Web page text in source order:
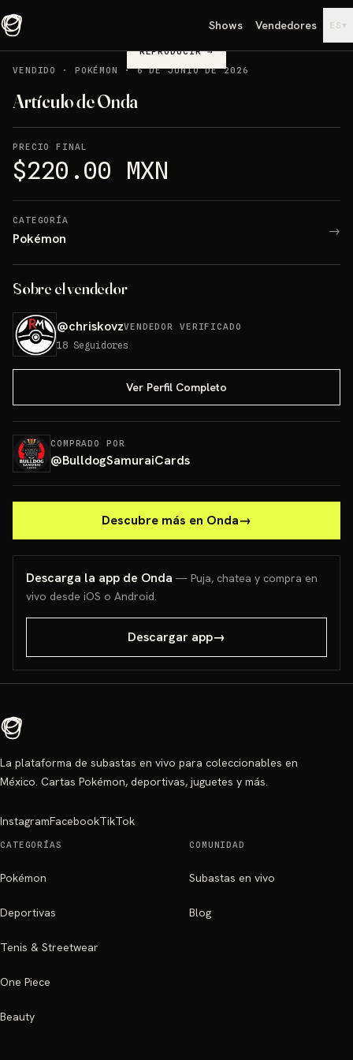
Shows Vendedores ES ▾
REPRODUCIR→
VENDIDO
· POKÉMON ·6 DE JUNIO DE 2026
Artículo de Onda
PRECIO FINAL
$220.00 MXN
CATEGORÍA
Pokémon →
Sobre el vendedor
@chriskovzVENDEDOR VERIFICADO
18 Seguidores
Ver Perfil Completo
COMPRADO POR
@BulldogSamuraiCards
Descubre más en Onda→
Descarga la app de Onda — Puja, chatea y compra en
vivo desde iOS o Android.
Descargar app→
La plataforma de subastas en vivo para coleccionables en
México. Cartas Pokémon, deportivas, juguetes y más.
InstagramFacebookTikTok
CATEGORÍAS
Pokémon
Deportivas
Tenis & Streetwear
One Piece
Beauty
COMUNIDAD
Subastas en vivo
Blog